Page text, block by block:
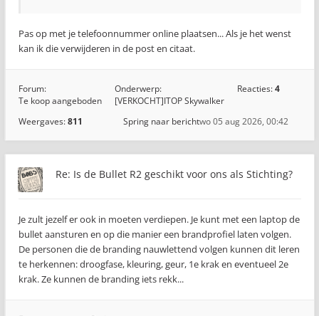
Pas op met je telefoonnummer online plaatsen... Als je het wenst
kan ik die verwijderen in de post en citaat.
Forum:
Te koop aangeboden
Onderwerp:
[VERKOCHT]ITOP Skywalker
Reacties:4
Weergaves:811 wo 05 aug 2026, 00:42
Spring naar bericht
Re: Is de Bullet R2 geschikt voor ons als Stichting?
Je zult jezelf er ook in moeten verdiepen. Je kunt met een laptop de
bullet aansturen en op die manier een brandprofiel laten volgen.
De personen die de branding nauwlettend volgen kunnen dit leren
te herkennen: droogfase, kleuring, geur, 1e krak en eventueel 2e
krak. Ze kunnen de branding iets rekk...